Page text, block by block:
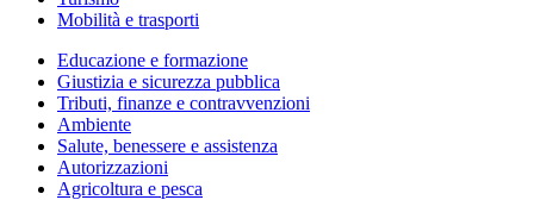
Mobilità e trasporti
Educazione e formazione
Giustizia e sicurezza pubblica
Tributi, finanze e contravvenzioni
Ambiente
Salute, benessere e assistenza
Autorizzazioni
Agricoltura e pesca